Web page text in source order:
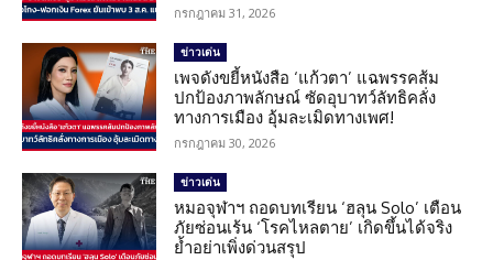
กรกฎาคม 31, 2026
ข่าวเด่น
เพจดังขยี้หนังสือ ‘แก้วตา’ แฉพรรคส้ม
ปกป้องภาพลักษณ์ ซัดอุบาทว์ลัทธิคลั่ง
ทางการเมือง อุ้มละเมิดทางเพศ!
กรกฎาคม 30, 2026
ข่าวเด่น
หมอจุฬาฯ ถอดบทเรียน ‘ฮลุน Solo’ เตือน
ภัยซ่อนเร้น ‘โรคไหลตาย’ เกิดขึ้นได้จริง
ย้ำอย่าเพิ่งด่วนสรุป